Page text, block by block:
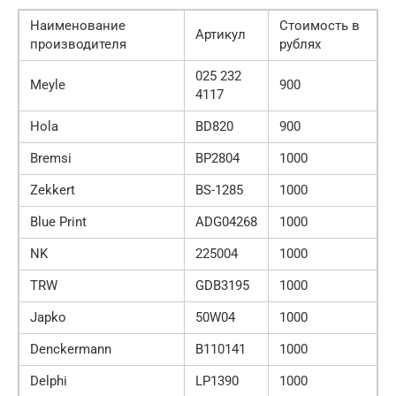
Наименование
производителя
Артикул
Стоимость в
рублях
Meyle
025 232
4117
900
Hola BD820
900
Bremsi
BP2804
1000
Zekkert
BS-1285
1000
Blue Print
ADG04268
1000
NK
225004
1000
TRW
GDB3195
1000
Japko
50W04
1000
Denckermann
B110141
1000
Delphi
LP1390 1000